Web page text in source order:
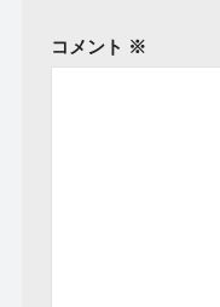
コメント ※